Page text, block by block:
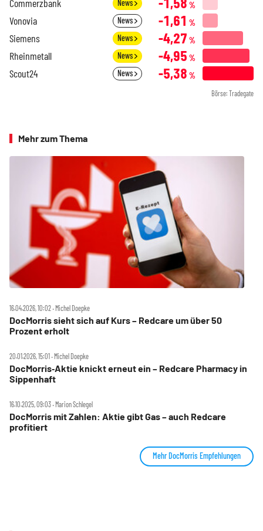
Commerzbank News %
Vonovia News -1,61 %
Siemens News -4,27 %
Rheinmetall News -4,95 %
Scout24 News -5,38 %
Börse: Tradegate
Mehr zum Thema
16.04.2026, 10:02 ‧ Michel Doepke
DocMorris sieht sich auf Kurs – Redcare um über 50
Prozent erholt
20.01.2026, 15:01 ‧ Michel Doepke
DocMorris‑Aktie knickt erneut ein – Redcare Pharmacy in
Sippenhaft
16.10.2025, 09:03 ‧ Marion Schlegel
DocMorris mit Zahlen: Aktie gibt Gas – auch Redcare
profitiert
Mehr DocMorris Empfehlungen